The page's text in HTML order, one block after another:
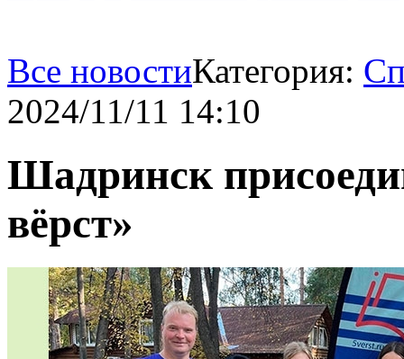
Все новостиКатегория:
2024/11/11 14:10
Шадринск
вёрст»